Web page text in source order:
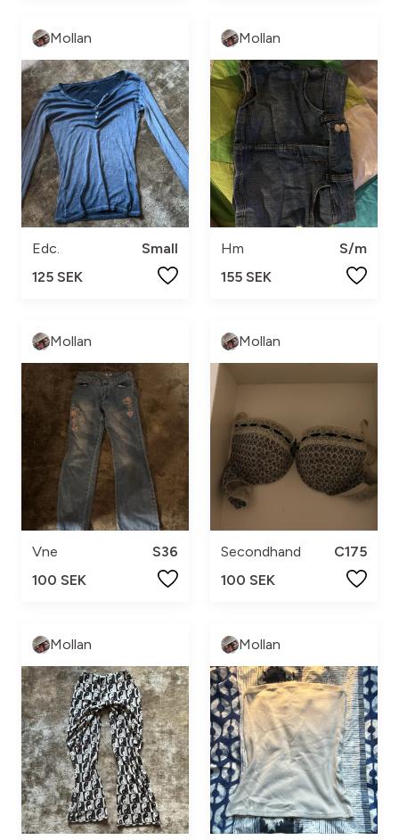
Mollan
Edc.
Small
125 SEK
Mollan
Hm
S/m
155 SEK
Mollan
Vne
S36
100 SEK
Mollan
Secondhand
C175
100 SEK
Mollan Mollan